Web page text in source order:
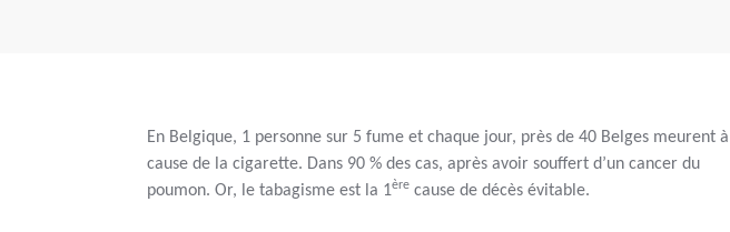
En Belgique, 1 personne sur 5 fume et chaque jour, près de 40 Belges meurent à
cause de la cigarette. Dans 90 % des cas, après avoir souffert d’un cancer du
poumon. Or, le tabagisme est la 1ère cause de décès évitable.